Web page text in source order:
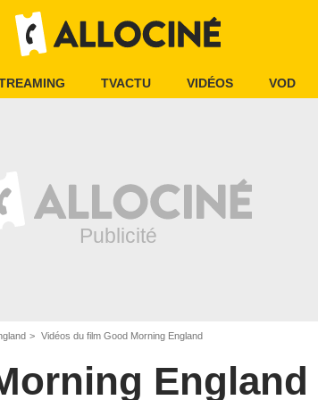
TVACTU VIDÉOS VOD
Vidéos du film Good Morning England
England